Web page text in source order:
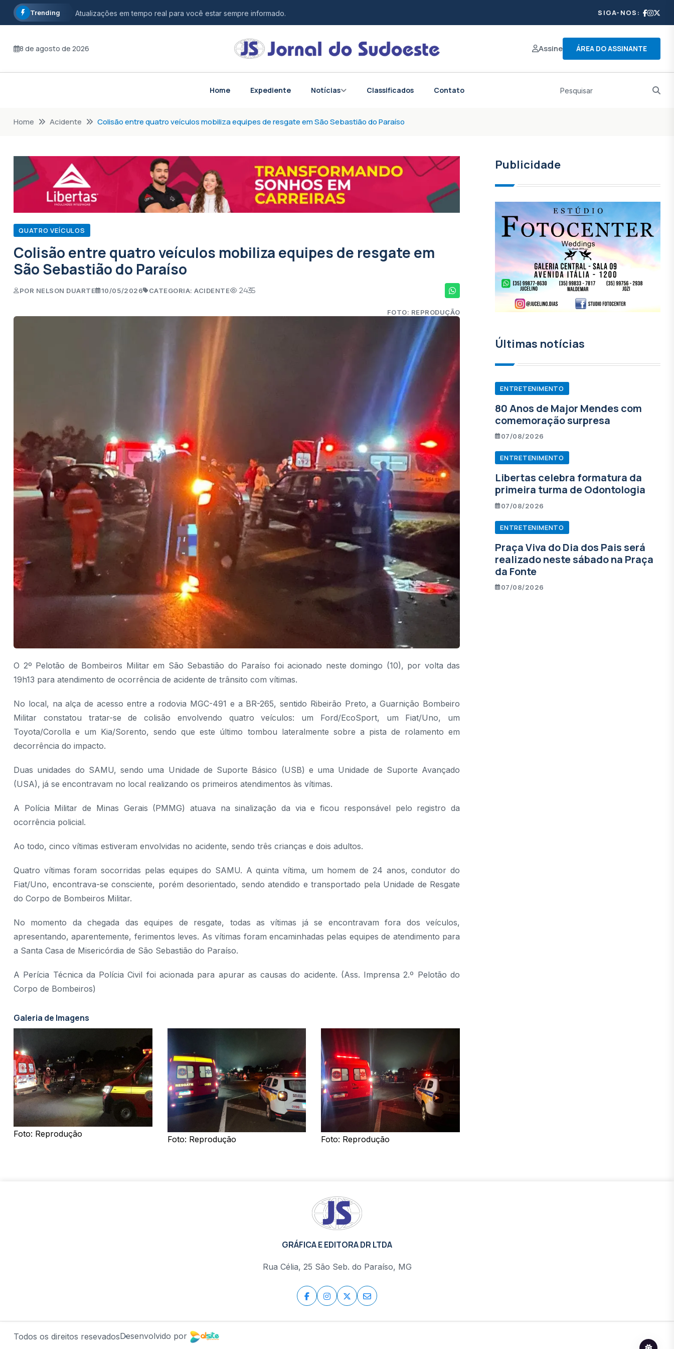
Trending Atualizações em tempo real para você estar sempre informado.
Fique por dentro dos principais acontecimentos do Brasil e do mundo.
SIGA-NOS:
8 de agosto de 2026 Assine ÁREA DO ASSINANTE
Home Expediente Notícias Classificados Contato
Home Acidente Colisão entre quatro veículos mobiliza equipes de resgate em São Sebastião do Paraíso
QUATRO VEÍCULOS
Colisão entre quatro veículos mobiliza equipes de resgate em
São Sebastião do Paraíso
POR NELSON DUARTE 10/05/2026 CATEGORIA: ACIDENTE 2435
FOTO: REPRODUÇÃO
O 2º Pelotão de Bombeiros Militar em São Sebastião do Paraíso foi acionado neste domingo (10), por volta das
19h13 para atendimento de ocorrência de acidente de trânsito com vítimas.
No local, na alça de acesso entre a rodovia MGC-491 e a BR-265, sentido Ribeirão Preto, a Guarnição Bombeiro
Militar constatou tratar-se de colisão envolvendo quatro veículos: um Ford/EcoSport, um Fiat/Uno, um
Toyota/Corolla e um Kia/Sorento, sendo que este último tombou lateralmente sobre a pista de rolamento em
decorrência do impacto.
Duas unidades do SAMU, sendo uma Unidade de Suporte Básico (USB) e uma Unidade de Suporte Avançado
(USA), já se encontravam no local realizando os primeiros atendimentos às vítimas.
A Polícia Militar de Minas Gerais (PMMG) atuava na sinalização da via e ficou responsável pelo registro da
ocorrência policial.
Ao todo, cinco vítimas estiveram envolvidas no acidente, sendo três crianças e dois adultos.
Quatro vítimas foram socorridas pelas equipes do SAMU. A quinta vítima, um homem de 24 anos, condutor do
Fiat/Uno, encontrava-se consciente, porém desorientado, sendo atendido e transportado pela Unidade de Resgate
do Corpo de Bombeiros Militar.
No momento da chegada das equipes de resgate, todas as vítimas já se encontravam fora dos veículos,
apresentando, aparentemente, ferimentos leves. As vítimas foram encaminhadas pelas equipes de atendimento para
a Santa Casa de Misericórdia de São Sebastião do Paraíso.
A Perícia Técnica da Polícia Civil foi acionada para apurar as causas do acidente. (Ass. Imprensa 2.º Pelotão do
Corpo de Bombeiros)
Galeria de Imagens
Foto: Reprodução
Foto: Reprodução Foto: Reprodução
Publicidade
Últimas notícias
ENTRETENIMENTO
80 Anos de Major Mendes com
comemoração surpresa
07/08/2026
ENTRETENIMENTO
Libertas celebra formatura da
primeira turma de Odontologia
07/08/2026
ENTRETENIMENTO
Praça Viva do Dia dos Pais será
realizado neste sábado na Praça
da Fonte
07/08/2026
GRÁFICA E EDITORA DR LTDA
Rua Célia, 25 São Seb. do Paraíso, MG
Todos os direitos resevadosDesenvolvido por